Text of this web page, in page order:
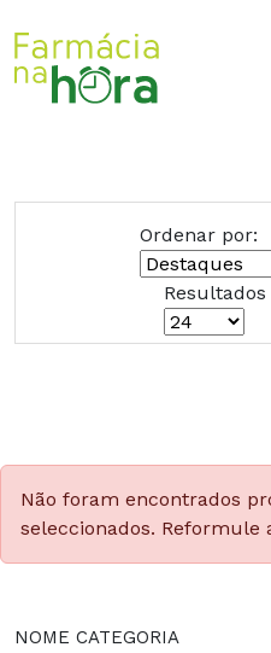
Ordenar por:
Não foram encontrados
seleccionados. Reformule
NOME CATEGORIA